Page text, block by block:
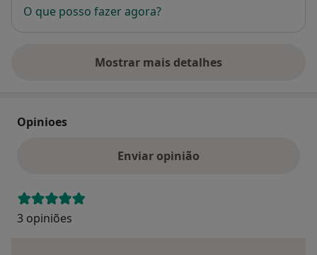
O que posso fazer agora?
Mostrar mais detalhes
sobre o endereço
Opinioes
Enviar opinião
3 opiniões